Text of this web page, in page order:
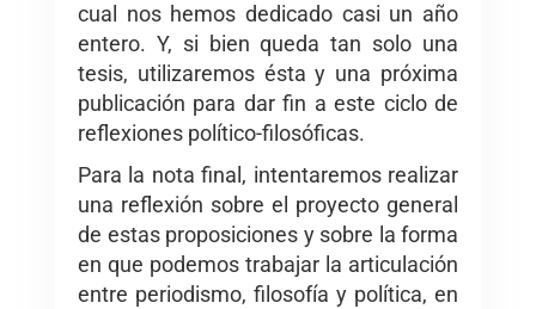
cual nos hemos dedicado casi un año
entero. Y, si bien queda tan solo una
tesis, utilizaremos ésta y una próxima
publicación para dar fin a este ciclo de
reflexiones político-filosóficas.
Para la nota final, intentaremos realizar
una reflexión sobre el proyecto general
de estas proposiciones y sobre la forma
en que podemos trabajar la articulación
entre periodismo, filosofía y política, en